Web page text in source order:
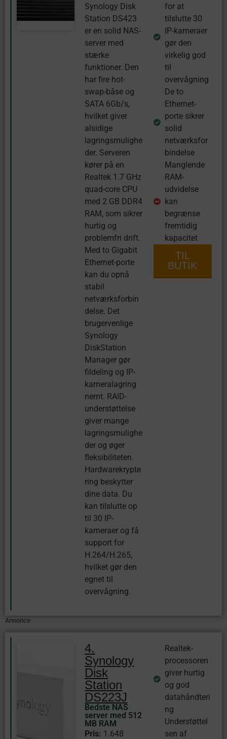
Synology Disk
Station DS423
er en solid NAS-
server med
stærke
funktioner. Den
har fire hot-
swap-båse og
SATA 6Gb/s,
hvilket giver
alsidige
lagringsmulighe
der. Serveren
kører på en
Realtek 1.7 GHz
quad-core CPU
med 2 GB DDR4
RAM, som sikrer
hurtig og
problemfri drift.
Med to Gigabit
Ethernet-porte
kan du opnå
stabil
netværksforbin
delse. Det
brugervenlige
Synology
DiskStation
Manager gør
fildeling og IP-
kameralagring
nemt. RAID-
understøttelse
giver mange
lagringsmulighe
der og øger
fleksibiliteten.
Hardwarekrypte
ring beskytter
dine data. Du
kan tilslutte op
til 30 IP-
kameraer og få
support for
H.264/H.265,
hvilket gør den
egnet til
overvågning.
for at
tilslutte 30
IP-kameraer
gør den
virkelig god
til
overvågning
De to
Ethernet-
porte sikrer
solid
netværksfor
bindelse
Manglende
RAM-
udvidelse
kan
begrænse
fremtidig
kapacitet
TIL
BUTIK
Annonce
4.
Synology
Disk
Station
DS223J
Bedste NAS
server med 512
MB RAM
Pris: 1.648
Realtek-
processoren
giver hurtig
og god
datahåndteri
ng
Understøttel
sen af